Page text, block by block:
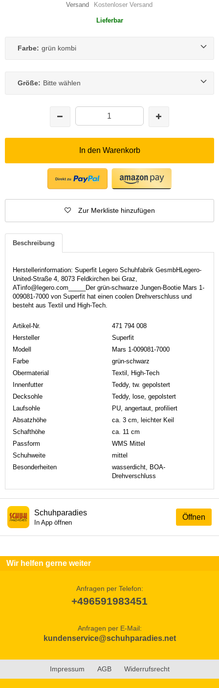
Versand Kostenloser Versand
Lieferbar
Farbe: grün kombi
Größe: Bitte wählen
In den Warenkorb
Zur Merkliste hinzufügen
Beschreibung
Herstellerinformation: Superfit Legero Schuhfabrik GesmbHLegero-
United-Straße 4, 8073 Feldkirchen bei Graz,
ATinfo@legero.com_____Der grün-schwarze Jungen-Bootie Mars 1-
009081-7000 von Superfit hat einen coolen Drehverschluss und
besteht aus Textil und High-Tech.
Artikel-Nr.
471 794 008
Hersteller
Superfit
Modell
Mars 1-009081-7000
Farbe
grün-schwarz
Obermaterial
Textil, High-Tech
Innenfutter
Teddy, tw. gepolstert
Decksohle
Teddy, lose, gepolstert
Laufsohle
PU, angertaut, profiliert
Absatzhöhe
ca. 3 cm, leichter Keil
Schafthöhe
ca. 11 cm
Passform
WMS Mittel
Schuhweite
mittel
Besonderheiten
wasserdicht, BOA-
Drehverschluss
Öffnen
Schuhparadies
In App öffnen
Wir helfen gerne weiter
Anfragen per Telefon:
+496591983451
Anfragen per E-Mail:
kundenservice@schuhparadies.net
Impressum AGB Widerrufsrecht